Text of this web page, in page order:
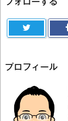
プロフィール